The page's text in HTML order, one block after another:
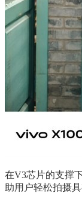
在V3芯片的支撑
助用户轻松拍摄